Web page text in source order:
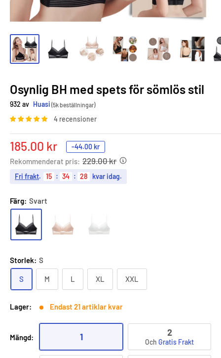
Osynlig BH med spets för sömlös stil
932 av Huasi (5k beställningar)
4 recensioner
Sale
price
185.00 kr -44.00 kr
Rekommenderat pris: 229.00 kr
Fri frakt. 15 : 34 : 27 kvar idag.
Färg: Svart
Storlek: S
S M L XL XXL
Lager: Endast 21 artiklar kvar
Mängd: 1 2
Och Gratis Frakt